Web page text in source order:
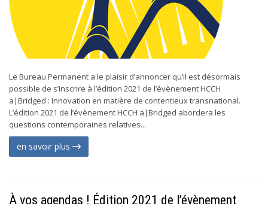
Le Bureau Permanent a le plaisir d’annoncer qu’il est désormais
possible de s’inscrire à l’édition 2021 de l’évènement HCCH
a|Bridged : Innovation en matière de contentieux transnational.
L’édition 2021 de l’évènement HCCH a|Bridged abordera les
questions contemporaines relatives...
en savoir plus
À vos agendas ! Édition 2021 de l’évènement